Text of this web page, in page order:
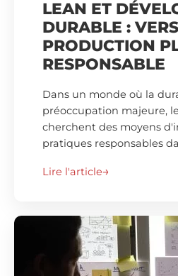
LEAN ET
DURABLE :
PRODUCTION
RESPONSABLE
Dans un monde où la
préoccupation majeure,
cherchent des moyens
pratiques responsables
Lire l'article